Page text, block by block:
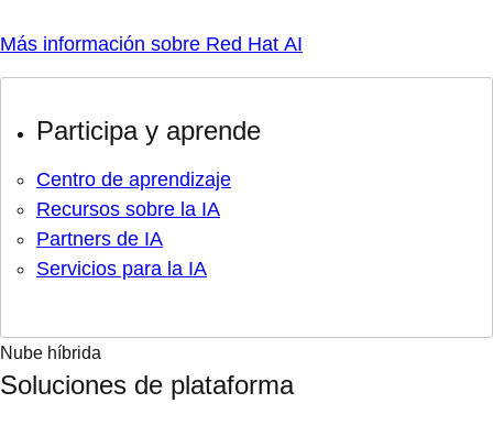
Más información sobre Red Hat AI
Participa y aprende
Centro de aprendizaje
Recursos sobre la IA
Partners de IA
Servicios para la IA
Nube híbrida
Soluciones de plataforma